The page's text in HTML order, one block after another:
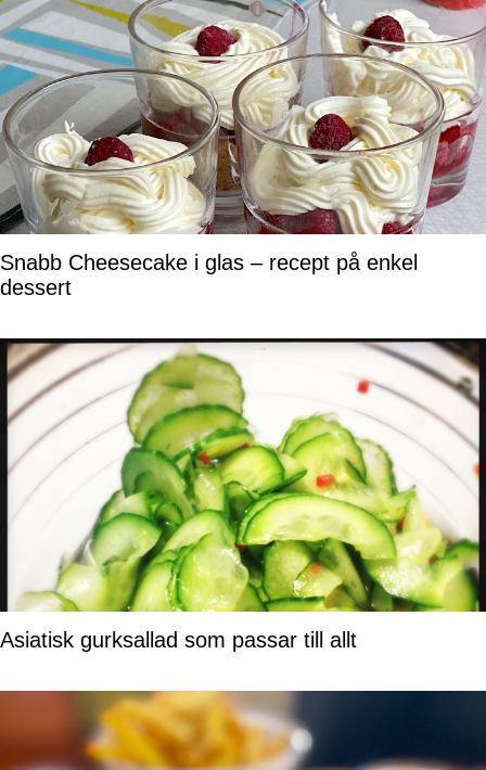
Snabb Cheesecake i glas – recept på enkel
dessert
Asiatisk gurksallad som passar till allt